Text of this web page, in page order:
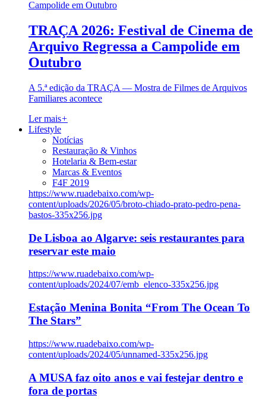
TRAÇA 2026: Festival de Cinema de
Arquivo Regressa a Campolide em
Outubro
A 5.ª edição da TRAÇA — Mostra de Filmes de Arquivos
Familiares acontece
Ler mais+
Lifestyle
Notícias
Restauração & Vinhos
Hotelaria & Bem-estar
Marcas & Eventos
F4F 2019
https://www.ruadebaixo.com/wp-
content/uploads/2026/05/broto-chiado-prato-pedro-pena-
bastos-335x256.jpg
De Lisboa ao Algarve: seis restaurantes para
reservar este maio
https://www.ruadebaixo.com/wp-
content/uploads/2024/07/emb_elenco-335x256.jpg
Estação Menina Bonita “From The Ocean To
The Stars”
https://www.ruadebaixo.com/wp-
content/uploads/2024/05/unnamed-335x256.jpg
A MUSA faz oito anos e vai festejar dentro e
fora de portas